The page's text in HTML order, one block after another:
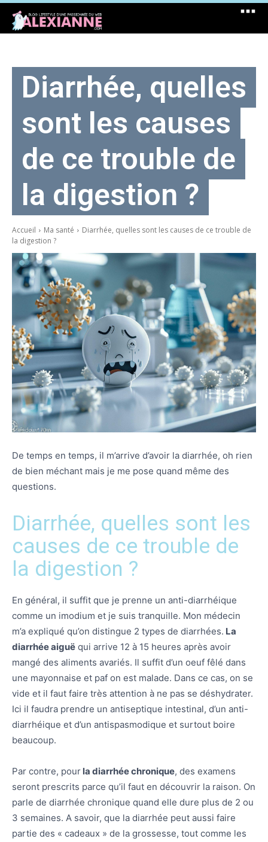
Diarrhée, quelles
sont les causes
de ce trouble de
la digestion ?
Accueil Ma santé
Diarrhée, quelles sont les causes de ce trouble de
la digestion ?
De temps en temps, il m’arrive d’avoir la diarrhée, oh rien
de bien méchant mais je me pose quand même des
questions.
Diarrhée, quelles sont les
causes de ce trouble de
la digestion ?
En général, il suffit que je prenne un anti-diarrhéique
comme un imodium et je suis tranquille. Mon médecin
m’a expliqué qu’on distingue 2 types de diarrhées. La
diarrhée aiguë qui arrive 12 à 15 heures après avoir
mangé des aliments avariés. Il suffit d’un oeuf fêlé dans
une mayonnaise et paf on est malade. Dans ce cas, on se
vide et il faut faire très attention à ne pas se déshydrater.
Ici il faudra prendre un antiseptique intestinal, d’un anti-
diarrhéique et d’un antispasmodique et surtout boire
beaucoup.
Par contre, pour la diarrhée chronique, des examens
seront prescrits parce qu’il faut en découvrir la raison. On
parle de diarrhée chronique quand elle dure plus de 2 ou
3 semaines. A savoir, que la diarrhée peut aussi faire
partie des « cadeaux » de la grossesse, tout comme les